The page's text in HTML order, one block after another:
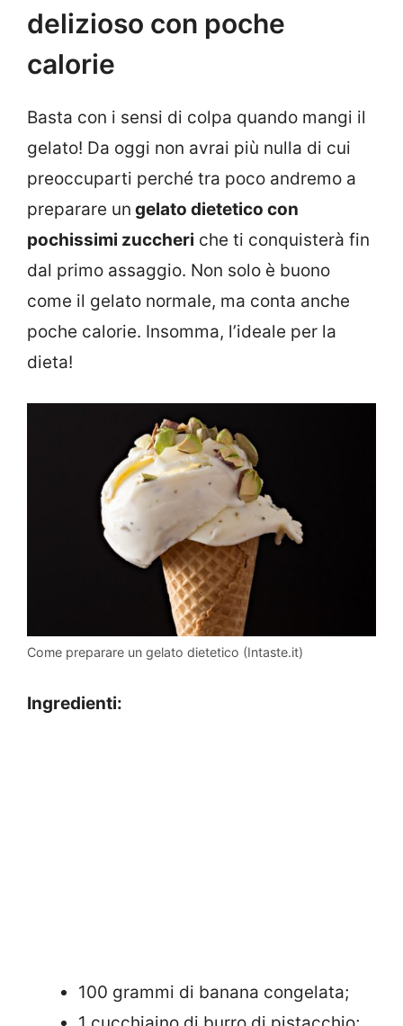
delizioso con poche
calorie
Basta con i sensi di colpa quando mangi il
gelato! Da oggi non avrai più nulla di cui
preoccuparti perché tra poco andremo a
preparare un gelato dietetico con
pochissimi zuccheri che ti conquisterà fin
dal primo assaggio. Non solo è buono
come il gelato normale, ma conta anche
poche calorie. Insomma, l’ideale per la
dieta!
Come preparare un gelato dietetico (Intaste.it)
Ingredienti:
100 grammi di banana congelata;